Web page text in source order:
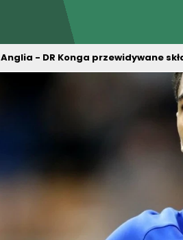
Anglia - DR Konga przewidywane